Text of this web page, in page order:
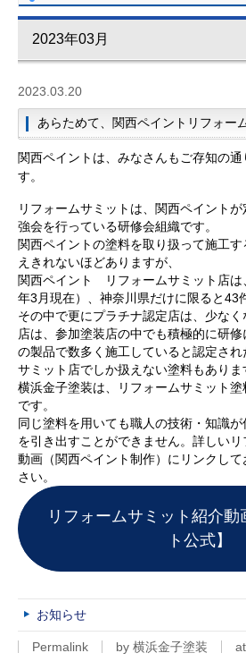
2023年03月
2023.03.20
あらためて、関西ペイントリフォー
関西ペイントは、みなさんもご存知の
す。
リフォームサミットは、関西ペイント
強会を行っている研修会組織です。
関西ペイントの塗料を取り扱って施工
えきれないほどありますが、
関西ペイント リフォームサミット店は
年3月現在）、神奈川県だけに限ると43
その中で更にプラチナ認定店は、少な
店は、参加塗装店の中でも積極的に研
の製品で数多く施工していると認定さ
サミット店でしか扱えない塗料もありま
横浜金子塗装は、リフォームサミット
です。
同じ塗料を用いても職人の技術・知識
を引き出すことができません。詳しい
動画（関西ペイント制作）にリンクし
さい。
リフォームサミット紹介動
ト公式】
お知らせ
Permalink by 横浜金子塗装